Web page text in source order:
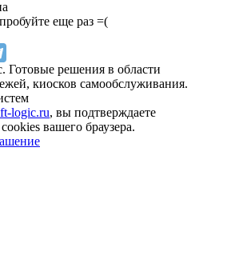
еще раз =(
Готовые решения в области
киосков самообслуживания.
logic.ru, вы подтверждаете
вашего браузера.